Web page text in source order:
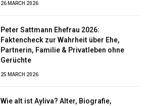
26 MARCH 2026
Peter Sattmann Ehefrau 2026:
Faktencheck zur Wahrheit über Ehe,
Partnerin, Familie & Privatleben ohne
Gerüchte
25 MARCH 2026
Wie alt ist Ayliva? Alter, Biografie,